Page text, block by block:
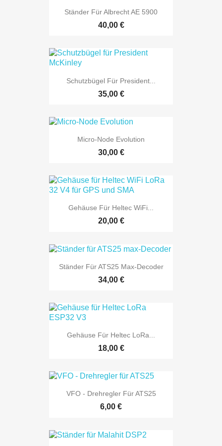
Ständer Für Albrecht AE 5900
40,00 €
Schutzbügel Für President...
35,00 €
Micro-Node Evolution
30,00 €
Gehäuse Für Heltec WiFi...
20,00 €
Ständer Für ATS25 Max-Decoder
34,00 €
Gehäuse Für Heltec LoRa...
18,00 €
VFO - Drehregler Für ATS25
6,00 €